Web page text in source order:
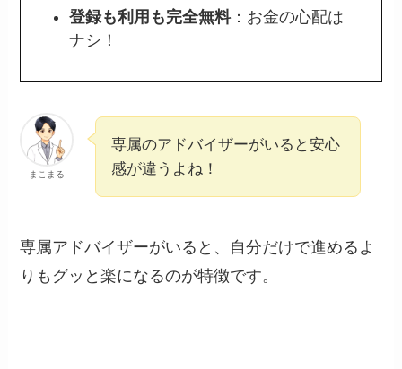
登録も利用も完全無料：お金の心配は
ナシ！
まこまる
専属のアドバイザーがいると安心
感が違うよね！
専属アドバイザーがいると、自分だけで進めるよ
りもグッと楽になるのが特徴です。